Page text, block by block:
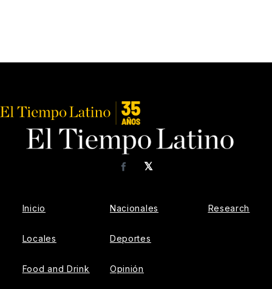
𝕏
Facebook
Inicio
Locales
Food and Drink
Nacionales
Deportes
Opinión
Research